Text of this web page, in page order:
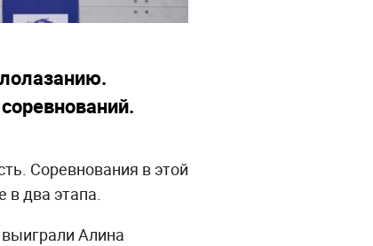
Соревнования в этой
в два этапа.
Алина